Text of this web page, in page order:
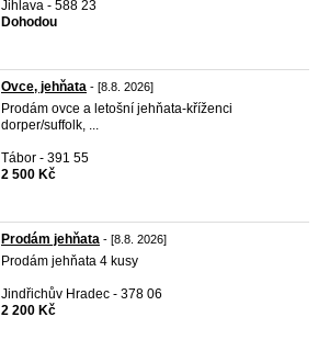
Jihlava - 588 23
Dohodou
Ovce, jehňata - [8.8. 2026]
Prodám ovce a letošní jehňata-kříženci
dorper/suffolk, ...
Tábor - 391 55
2 500 Kč
Prodám jehňata - [8.8. 2026]
Prodám jehňata 4 kusy
Jindřichův Hradec - 378 06
2 200 Kč